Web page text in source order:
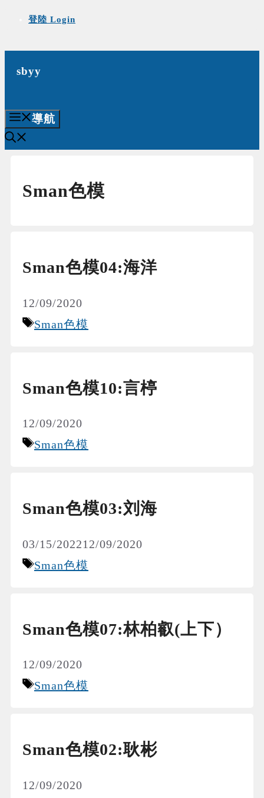
登陸 Login
sbyy
導航
Sman色模
Sman色模04:海洋
12/09/2020
Tags
Sman色模
Sman色模10:言楟
12/09/2020
Tags
Sman色模
Sman色模03:刘海
03/15/202212/09/2020
Tags
Sman色模
Sman色模07:林柏叡(上下）
12/09/2020
Tags
Sman色模
Sman色模02:耿彬
12/09/2020